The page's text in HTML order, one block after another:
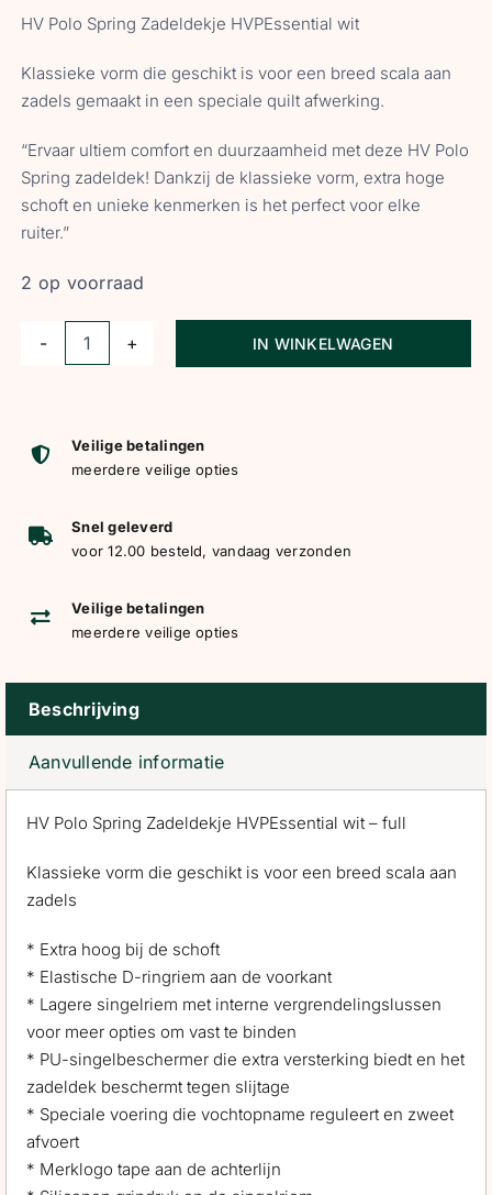
was:
€ 69,95.
is:
€ 37,50.
HV Polo Spring Zadeldekje HVPEssential wit
Klassieke vorm die geschikt is voor een breed scala aan
zadels gemaakt in een speciale quilt afwerking.
“Ervaar ultiem comfort en duurzaamheid met deze HV Polo
Spring zadeldek! Dankzij de klassieke vorm, extra hoge
schoft en unieke kenmerken is het perfect voor elke
ruiter.”
2 op voorraad
HV
Zadeldekje
HVPEssential
aantal
IN WINKELWAGEN
Veilige betalingen
meerdere veilige opties
Snel geleverd
voor 12.00 besteld, vandaag verzonden
Veilige betalingen
meerdere veilige opties
Beschrijving
Aanvullende informatie
HV Polo Spring Zadeldekje HVPEssential wit – full
Klassieke vorm die geschikt is voor een breed scala aan
zadels
* Extra hoog bij de schoft
* Elastische D-ringriem aan de voorkant
* Lagere singelriem met interne vergrendelingslussen
voor meer opties om vast te binden
* PU-singelbeschermer die extra versterking biedt en het
zadeldek beschermt tegen slijtage
* Speciale voering die vochtopname reguleert en zweet
afvoert
* Merklogo tape aan de achterlijn